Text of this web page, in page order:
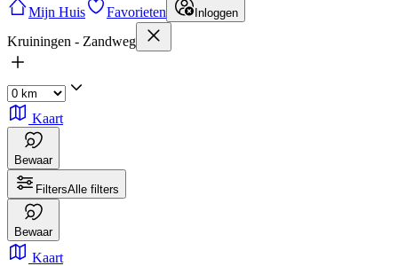
Mijn Huis Favorieten Inloggen
Kruiningen - Zandweg
Kaart
Bewaar
FiltersAlle filters
Bewaar
Kaart